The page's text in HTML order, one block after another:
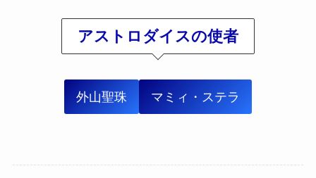
アストロダイスの使者
外山聖珠 マミィ・ステラ